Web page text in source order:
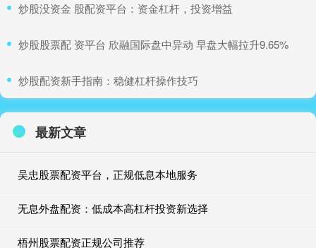
​炒股没资金 股配资平台：资金杠杆，投资增益
​炒股股票配 资平台 欣融国际盘中异动 早盘大幅拉升9.65%
​炒股配资新手指南：稳健杠杆操作技巧
最新文章
吴忠股票配资平台，正规低息本地服务
无息外盘配资：低成本高杠杆投资新选择
梧州股票配资正规公司推荐